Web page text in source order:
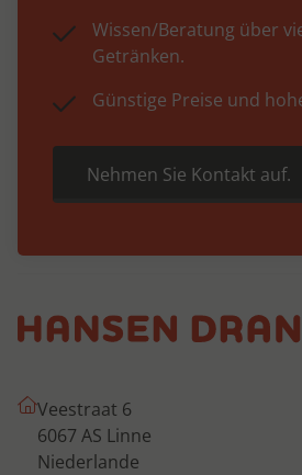
Wissen/Beratung über
Getränken.
Günstige Preise und
Nehmen Sie Kontakt auf.
Veestraat 6
6067 AS Linne
Niederlande